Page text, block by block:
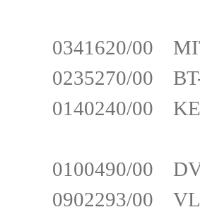
0341620/00
0235270/00
0140240/00
0100490/00
0902293/00